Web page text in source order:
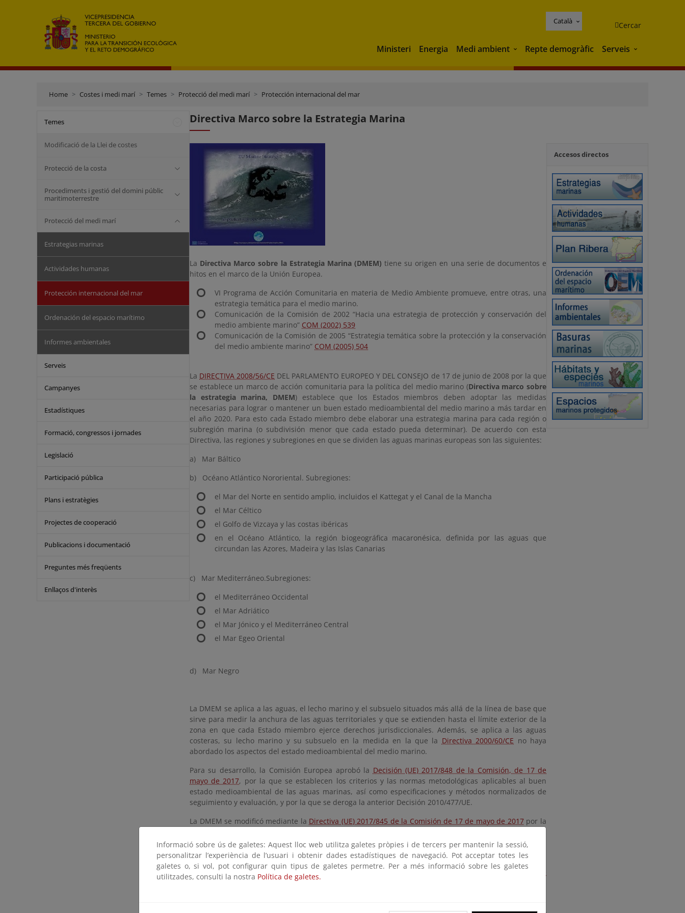
Català Cercar
Ministeri Energia Medi ambient Medi ambient
Repte demogràfic Serveis Serveis
Home Costes i medi marí Temes Protecció del medi marí Protección internacional del mar
Temes
Modificació de la Llei de costes
Protecció de la costa
Procediments i gestió del domini públic
maritimoterrestre
Protecció del medi marí
Estrategias marinas
Actividades humanas
Protección internacional del mar
Ordenación del espacio marítimo
Informes ambientales
Serveis
Campanyes
Estadístiques
Formació, congressos i jornades
Legislació
Participació pública
Plans i estratègies
Projectes de cooperació
Publicacions i documentació
Preguntes més freqüents
Enllaços d'interès
Directiva Marco sobre la Estrategia Marina
La Directiva Marco sobre la Estrategia Marina (DMEM) tiene su origen en una serie de documentos e
hitos en el marco de la Unión Europea.
VI Programa de Acción Comunitaria en materia de Medio Ambiente promueve, entre otras, una
estrategia temática para el medio marino.
Comunicación de la Comisión de 2002 “Hacia una estrategia de protección y conservación del
medio ambiente marino” COM (2002) 539
Comunicación de la Comisión de 2005 “Estrategia temática sobre la protección y la conservación
del medio ambiente marino” COM (2005) 504
La DIRECTIVA 2008/56/CE DEL PARLAMENTO EUROPEO Y DEL CONSEJO de 17 de junio de 2008 por la que
se establece un marco de acción comunitaria para la política del medio marino (Directiva marco sobre
la estrategia marina, DMEM) establece que los Estados miembros deben adoptar las medidas
necesarias para lograr o mantener un buen estado medioambiental del medio marino a más tardar en
el año 2020. Para esto cada Estado miembro debe elaborar una estrategia marina para cada región o
subregión marina (o subdivisión menor que cada estado pueda determinar). De acuerdo con esta
Directiva, las regiones y subregiones en que se dividen las aguas marinas europeas son las siguientes:
a) Mar Báltico
b) Océano Atlántico Nororiental. Subregiones:
el Mar del Norte en sentido amplio, incluidos el Kattegat y el Canal de la Mancha
el Mar Céltico
el Golfo de Vizcaya y las costas ibéricas
en el Océano Atlántico, la región biogeográfica macaronésica, definida por las aguas que
circundan las Azores, Madeira y las Islas Canarias
c) Mar Mediterráneo.Subregiones:
el Mediterráneo Occidental
el Mar Adriático
el Mar Jónico y el Mediterráneo Central
el Mar Egeo Oriental
d) Mar Negro
La DMEM se aplica a las aguas, el lecho marino y el subsuelo situados más allá de la línea de base que
sirve para medir la anchura de las aguas territoriales y que se extienden hasta el límite exterior de la
zona en que cada Estado miembro ejerce derechos jurisdiccionales. Además, se aplica a las aguas
costeras, su lecho marino y su subsuelo en la medida en la que la Directiva 2000/60/CE no haya
abordado los aspectos del estado medioambiental del medio marino.
Para su desarrollo, la Comisión Europea aprobó la Decisión (UE) 2017/848 de la Comisión, de 17 de
mayo de 2017, por la que se establecen los criterios y las normas metodológicas aplicables al buen
estado medioambiental de las aguas marinas, así como especificaciones y métodos normalizados de
seguimiento y evaluación, y por la que se deroga la anterior Decisión 2010/477/UE.
La DMEM se modificó mediante la Directiva (UE) 2017/845 de la Comisión de 17 de mayo de 2017por la
en lo que se refiere a las
listas indicativas de elementos que deben tomarse en consideración a la hora de elaborar estrategias
marinas.
La transposición de dicha directiva al sistema normativo español se recoge en laLey 41/2010, de 29 de
diciembre, de Protección del Medio Marino
Accesos directos
Informació sobre ús de galetes: Aquest lloc web utilitza galetes pròpies i de tercers per mantenir la sessió,
personalitzar l’experiència de l’usuari i obtenir dades estadístiques de navegació. Pot acceptar totes les
galetes o, si vol, pot configurar quin tipus de galetes permetre. Per a més informació sobre les galetes
utilitzades, consulti la nostra Política de galetes.